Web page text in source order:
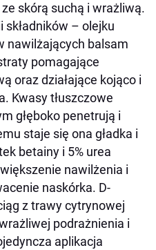
skórą suchą i wrażliwą.
składników – olejku
nawilżających balsam
pomagające
oraz działające kojąco i
Kwasy tłuszczowe
głęboko penetrują i
staje się ona gładka i
betainy i 5% urea
nawilżenia i
naskórka. D-
z trawy cytrynowej
podrażnienia i
aplikacja